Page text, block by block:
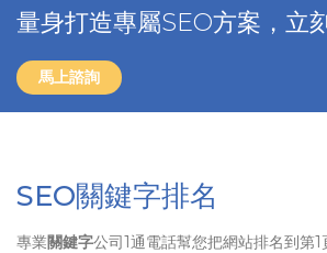
量身打造專屬SEO方案，立
馬上諮詢
SEO關鍵字排名
專業關鍵字公司1通電話幫您把網站排名到第